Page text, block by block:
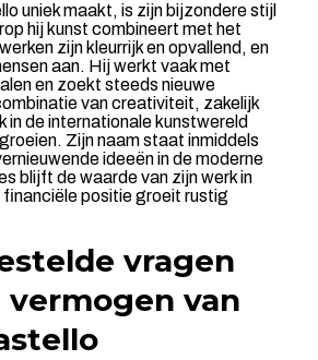
uniek maakt, is zijn bijzondere stijl
hij kunst combineert met het
zijn kleurrijk en opvallend, en
aan. Hij werkt vaak met
en zoekt steeds nieuwe
van creativiteit, zakelijk
in de internationale kunstwereld
Zijn naam staat inmiddels
ideeën in de moderne
blijft de waarde van zijn werk in
financiële positie groeit rustig
vragen
van